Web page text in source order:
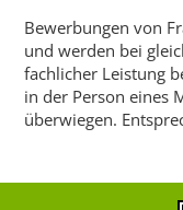
Bewerbungen von
und werden bei
fachlicher Leistung
in der Person eines
überwiegen.